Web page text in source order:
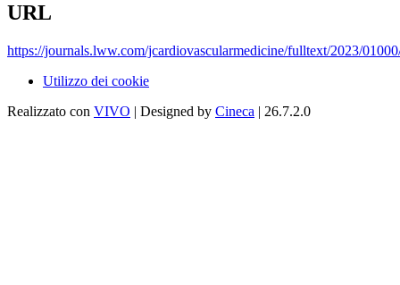
URL
https://journals.lww.com/jcardiovascularmedicine/fulltext/2023/
Utilizzo dei cookie
Realizzato con VIVO | Designed by Cineca | 26.7.2.0